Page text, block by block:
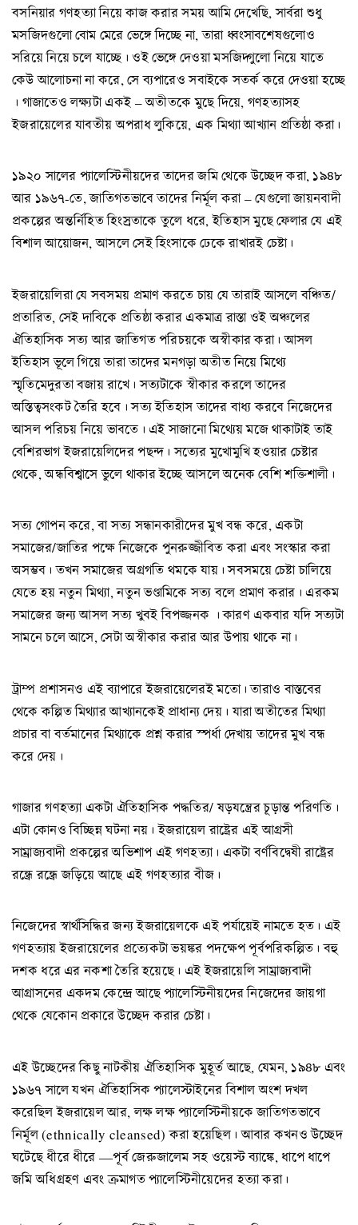
বসনিয়ার গণহত্যা নিয়ে কাজ করার সময় আমি দেখেছি, সার্বরা শুধু
মসজিদগুলো বোম মেরে ভেঙ্গে দিচ্ছে না, তারা ধ্বংসাবশেষগুলোও
সরিয়ে নিয়ে চলে যাচ্ছে। ওই ভেঙ্গে দেওয়া মসজিদ্গুলো নিয়ে যাতে
কেউ আলোচনা না করে, সে ব্যপারেও সবাইকে সতর্ক করে দেওয়া হচ্ছে
। গাজাতেও লক্ষ্যটা একই – অতীতকে মুছে দিয়ে, গণহত্যাসহ
ইজরায়েলের যাবতীয় অপরাধ লুকিয়ে, এক মিথ্যা আখ্যান প্রতিষ্ঠা করা।
১৯২০ সালের প্যালেস্টিনীয়দের তাদের জমি থেকে উচ্ছেদ করা, ১৯৪৮
আর ১৯৬৭-তে, জাতিগতভাবে তাদের নির্মূল করা – যেগুলো জায়নবাদী
প্রকল্পের অন্তর্নিহিত হিংস্রতাকে তুলে ধরে, ইতিহাস মুছে ফেলার যে এই
বিশাল আয়োজন, আসলে সেই হিংসাকে ঢেকে রাখারই চেষ্টা।
ইজরায়েলিরা যে সবসময় প্রমাণ করতে চায় যে তারাই আসলে বঞ্চিত/
প্রতারিত, সেই দাবিকে প্রতিষ্ঠা করার একমাত্র রাস্তা ওই অঞ্চলের
ঐতিহাসিক সত্য আর জাতিগত পরিচয়কে অস্বীকার করা। আসল
ইতিহাস ভূলে গিয়ে তারা তাদের মনগড়া অতীত নিয়ে মিথ্যে
স্মৃতিমেদুরতা বজায় রাখে। সত্যটাকে স্বীকার করলে তাদের
অস্তিত্বসংকট তৈরি হবে। সত্য ইতিহাস তাদের বাধ্য করবে নিজেদের
আসল পরিচয় নিয়ে ভাবতে। এই সাজানো মিথ্যেয় মজে থাকাটাই তাই
বেশিরভাগ ইজরায়েলিদের পছন্দ। সত্যের মুখোমুখি হওয়ার চেষ্টার
থেকে, অন্ধবিশ্বাসে ভুলে থাকার ইচ্ছে আসলে অনেক বেশি শক্তিশালী।
সত্য গোপন করে, বা সত্য সন্ধানকারীদের মুখ বন্ধ করে, একটা
সমাজের/জাতির পক্ষে নিজেকে পুনরুজ্জীবিত করা এবং সংস্কার করা
অসম্ভব। তখন সমাজের অগ্রগতি থমকে যায়। সবসময়ে চেষ্টা চালিয়ে
যেতে হয় নতুন মিথ্যা, নতুন ভণ্ডামিকে সত্য বলে প্রমাণ করার। এরকম
সমাজের জন্য আসল সত্য খুবই বিপজ্জনক । কারণ একবার যদি সত্যটা
সামনে চলে আসে, সেটা অস্বীকার করার আর উপায় থাকে না।
ট্রাম্প প্রশাসনও এই ব্যাপারে ইজরায়েলেরই মতো। তারাও বাস্তবের
থেকে কল্পিত মিথ্যার আখ্যানকেই প্রাধান্য দেয়। যারা অতীতের মিথ্যা
প্রচার বা বর্তমানের মিথ্যাকে প্রশ্ন করার স্পর্ধা দেখায় তাদের মুখ বন্ধ
করে দেয়।
গাজার গণহত্যা একটা ঐতিহাসিক পদ্ধতির/ ষড়যন্ত্রের চূড়ান্ত পরিণতি।
এটা কোনও বিচ্ছিন্ন ঘটনা নয়। ইজরায়েল রাষ্ট্রের এই আগ্রসী
সাম্রাজ্যবাদী প্রকল্পের অভিশাপ এই গণহত্যা। একটা বর্ণবিদ্বেষী রাষ্ট্রের
রন্ধ্রে রন্ধ্রে জড়িয়ে আছে এই গণহত্যার বীজ।
নিজেদের স্বার্থসিদ্ধির জন্য ইজরায়েলকে এই পর্যায়েই নামতে হত। এই
গণহত্যায় ইজরায়েলের প্রত্যেকটা ভয়ঙ্কর পদক্ষেপ পূর্বপরিকল্পিত। বহু
দশক ধরে এর নকশা তৈরি হয়েছে। এই ইজরায়েলি সাম্রাজ্যবাদী
আগ্রাসনের একদম কেন্দ্রে আছে প্যালেস্টিনীয়দের নিজেদের জায়গা
থেকে যেকোন প্রকারে উচ্ছেদ করার চেষ্টা।
এই উচ্ছেদের কিছু নাটকীয় ঐতিহাসিক মুহূর্ত আছে, যেমন, ১৯৪৮ এবং
১৯৬৭ সালে যখন ঐতিহাসিক প্যালেস্টাইনের বিশাল অংশ দখল
করেছিল ইজরায়েল আর, লক্ষ লক্ষ প্যালেস্টিনীয়কে জাতিগতভাবে
নির্মূল (ethnically cleansed) করা হয়েছিল। আবার কখনও উচ্ছেদ
ঘটেছে ধীরে ধীরে —পূর্ব জেরুজালেম সহ ওয়েস্ট ব্যাঙ্কে, ধাপে ধাপে
জমি অধিগ্রহণ এবং ক্রমাগত প্যালেস্টিনীয়েদের হত্যা করা।